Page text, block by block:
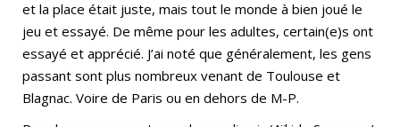
et la place était juste, mais tout le monde à bien joué le
jeu et essayé. De même pour les adultes, certain(e)s ont
essayé et apprécié. J’ai noté que généralement, les gens
passant sont plus nombreux venant de Toulouse et
Blagnac. Voire de Paris ou en dehors de M-P.